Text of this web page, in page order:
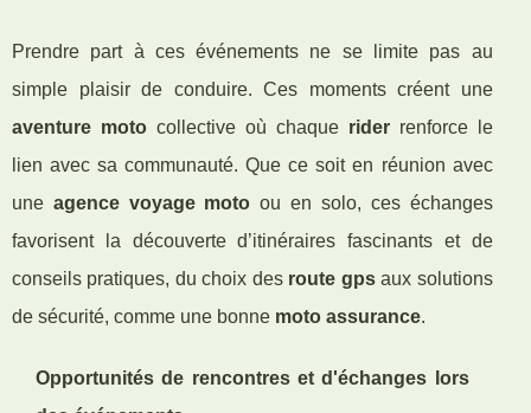
Prendre part à ces événements ne se limite pas au
simple plaisir de conduire. Ces moments créent une
aventure motocollective où chaque riderrenforce le
lien avec sa communauté. Que ce soit en réunion avec
une agence voyage moto ou en solo, ces échanges
favorisent la découverte d’itinéraires fascinants et de
conseils pratiques, du choix des route gpsaux solutions
de sécurité, comme une bonne moto assurance.
Opportunités de rencontres et d'échanges lors